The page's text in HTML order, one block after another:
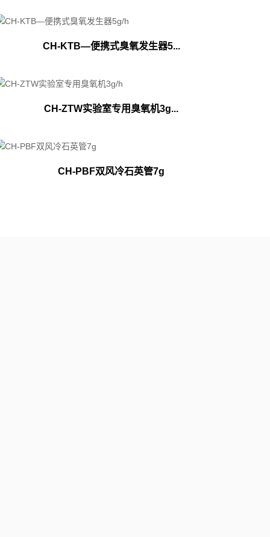
CH-KTB—便携式臭氧发生器5...
CH-ZTW实验室专用臭氧机3g...
CH-PBF双风冷石英管7g